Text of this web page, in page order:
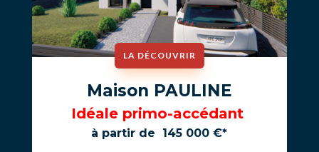
LA DÉCOUVRIR
Maison PAULINE
Idéale primo-accédant
à partir de 145 000 €*